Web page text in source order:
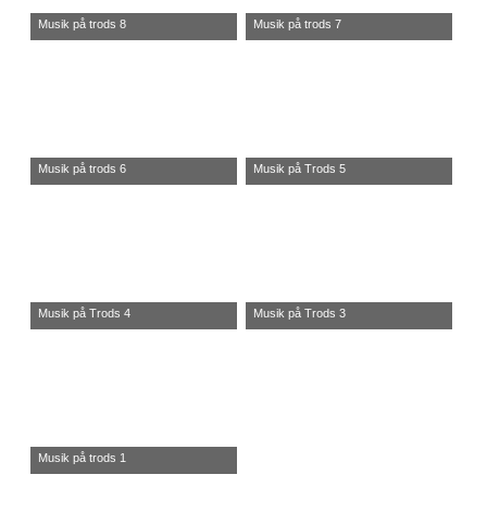
Musik på trods 8 Musik på trods 7
Musik på trods 6 Musik på Trods 5
Musik på Trods 4 Musik på Trods 3
Musik på trods 1